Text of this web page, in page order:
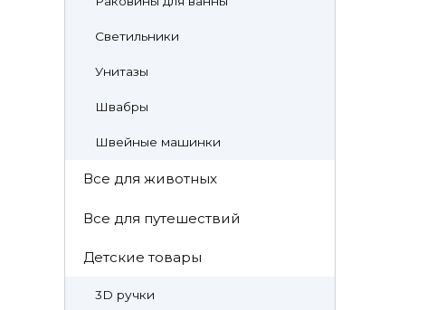
Светильники
Унитазы
Швабры
Швейные машинки
Все для животных
Все для путешествий
Детские товары
3D ручки